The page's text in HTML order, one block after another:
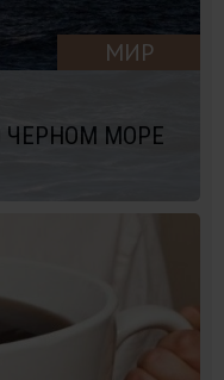
МИР
ЧЕРНОМ МОРЕ